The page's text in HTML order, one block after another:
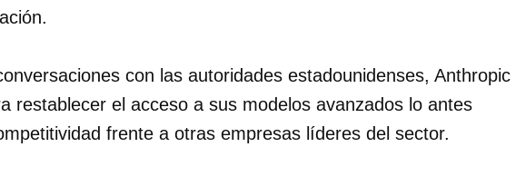
con las autoridades estadounidenses, Anthropic
restablecer el acceso a sus modelos avanzados lo antes
frente a otras empresas líderes del sector.